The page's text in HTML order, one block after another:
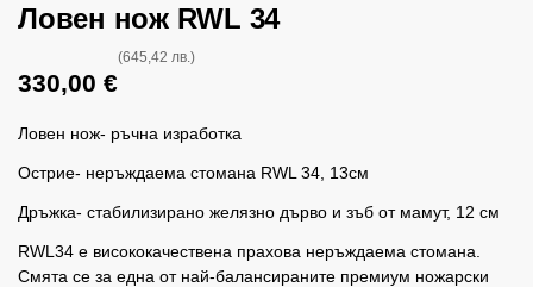
Ловен нож RWL 34
330,00 €
(645,42 лв.)
Ловен нож- ръчна изработка
Острие- неръждаема стомана RWL 34, 13см
Дръжка- стабилизирано желязно дърво и зъб от мамут, 12 см
RWL34 е висококачествена прахова неръждаема стомана.
Смята се за една от най-балансираните премиум ножарски